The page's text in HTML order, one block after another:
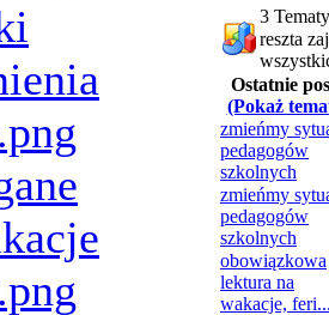
3
reszta
Ostatnie
(Pokaż
zmieńmy
pedagogów
szkolnych
zmieńmy
pedagogów
szkolnych
obowiązkowa
lektura na
wakacje,